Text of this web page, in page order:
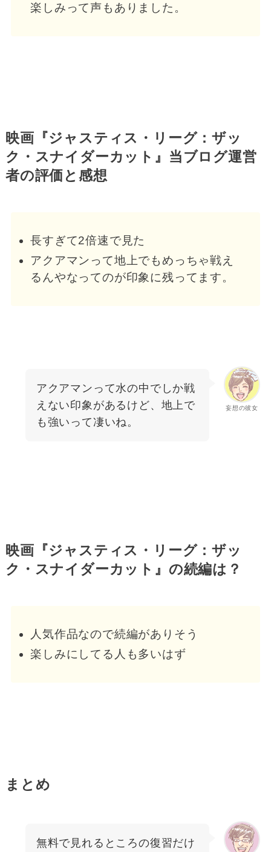
楽しみって声もありました。
映画『ジャスティス・リーグ：ザッ
ク・スナイダーカット』当ブログ運営
者の評価と感想
長すぎて2倍速で見た
アクアマンって地上でもめっちゃ戦え
るんやなってのが印象に残ってます。
妄想の彼女
アクアマンって水の中でしか戦
えない印象があるけど、地上で
も強いって凄いね。
映画『ジャスティス・リーグ：ザッ
ク・スナイダーカット』の続編は？
人気作品なので続編がありそう
楽しみにしてる人も多いはず
まとめ
無料で見れるところの復習だけ